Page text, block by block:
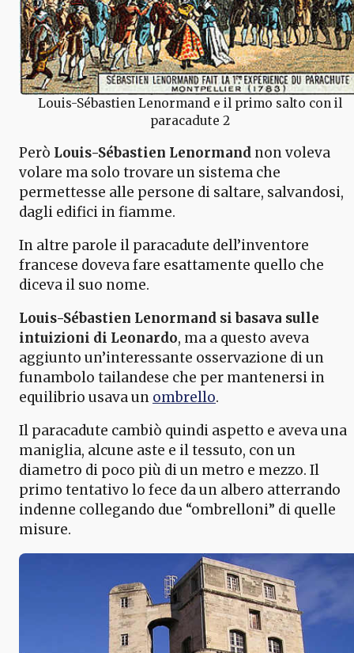
Louis-Sébastien Lenormand e il primo salto con il
paracadute 2
Però Louis-Sébastien Lenormand non voleva
volare ma solo trovare un sistema che
permettesse alle persone di saltare, salvandosi,
dagli edifici in fiamme.
In altre parole il paracadute dell’inventore
francese doveva fare esattamente quello che
diceva il suo nome.
Louis-Sébastien Lenormand si basava sulle
intuizioni di Leonardo, ma a questo aveva
aggiunto un’interessante osservazione di un
funambolo tailandese che per mantenersi in
equilibrio usava un ombrello.
Il paracadute cambiò quindi aspetto e aveva una
maniglia, alcune aste e il tessuto, con un
diametro di poco più di un metro e mezzo. Il
primo tentativo lo fece da un albero atterrando
indenne collegando due “ombrelloni” di quelle
misure.